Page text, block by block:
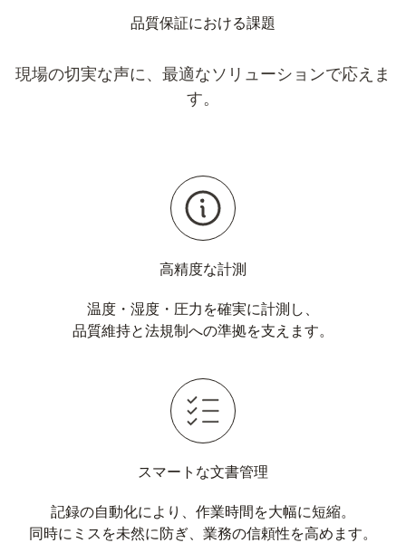
品質保証における課題
現場の切実な声に、最適なソリューションで応えま
す。
高精度な計測
温度・湿度・圧力を確実に計測し、
品質維持と法規制への準拠を支えます。
スマートな文書管理
記録の自動化により、作業時間を大幅に短縮。
同時にミスを未然に防ぎ、業務の信頼性を高めます。